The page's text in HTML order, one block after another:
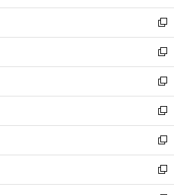
開
く
ウ
で
開
く
ン
ド
ウ
で
開
く
ウ
ィ
ン
ド
ウ
で
開
く
新
し
い
ウ
ィ
ン
ド
ウ
で
開
く
新
し
い
ウ
ィ
ン
ド
ウ
で
開
新
し
い
ウ
ィ
ン
ド
ウ
新
し
い
ウ
ィ
ン
新
し
い
ウ
新
し